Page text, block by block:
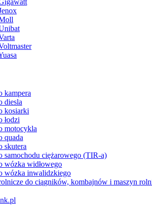
kampera
diesla
kosiarki
łodzi
motocykla
quada
skutera
samochodu ciężarowego (TIR-a)
wózka widłowego
wózka inwalidzkiego
do ciągników, kombajnów i maszyn